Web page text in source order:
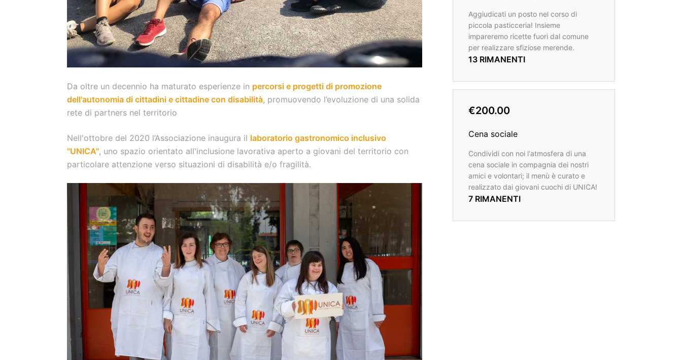
Da oltre un decennio ha maturato esperienze in percorsi e progetti di promozione
dell'autonomia di cittadini e cittadine con disabilità, promuovendo l’evoluzione di una solida
rete di partners nel territorio
Nell'ottobre del 2020 l’Associazione inaugura il laboratorio gastronomico inclusivo
"UNICA", uno spazio orientato all'inclusione lavorativa aperto a giovani del territorio con
particolare attenzione verso situazioni di disabilità e/o fragilità.
Aggiudicati un posto nel corso di
piccola pasticceria! Insieme
impareremo ricette fuori dal comune
per realizzare sfiziose merende.
13 RIMANENTI
€200.00
Cena sociale
Condividi con noi l'atmosfera di una
cena sociale in compagnia dei nostri
amici e volontari; il menù è curato e
realizzato dai giovani cuochi di UNICA!
7 RIMANENTI